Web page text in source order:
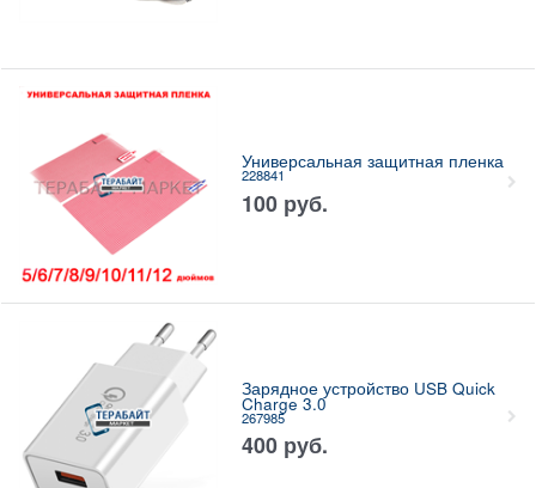
Универсальная защитная пленка
228841
100 руб.
Зарядное устройство USB Quick
Charge 3.0
267985
400 руб.